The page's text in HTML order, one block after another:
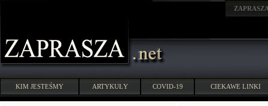
KIM JESTEŚMY ARTYKUŁY COVID-19 CIEKAWE LINKI